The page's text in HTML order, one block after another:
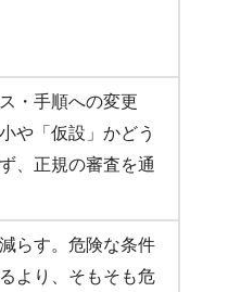
・手順への変更
や「仮設」かどう
、正規の審査を通
らす。危険な条件
より、そもそも危